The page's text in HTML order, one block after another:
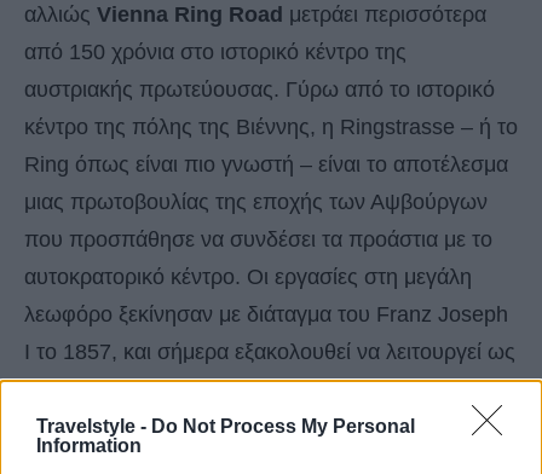
Travelstyle - Do Not Process My Personal
Information
αλλιώς Vienna Ring Road μετράει περισσότερα
από 150 χρόνια στο ιστορικό κέντρο της
αυστριακής πρωτεύουσας. Γύρω από το ιστορικό
κέντρο της πόλης της Βιέννης, η Ringstrasse – ή το
Ring όπως είναι πιο γνωστή – είναι το αποτέλεσμα
μιας πρωτοβουλίας της εποχής των Αψβούργων
που προσπάθησε να συνδέσει τα προάστια με το
αυτοκρατορικό κέντρο. Οι εργασίες στη μεγάλη
λεωφόρο ξεκίνησαν με διάταγμα του Franz Joseph
I το 1857, και σήμερα εξακολουθεί να λειτουργεί ως
το κύριο βοήθημα προσανατολισμού για κάθε
επισκέπτη της Βιέννης.